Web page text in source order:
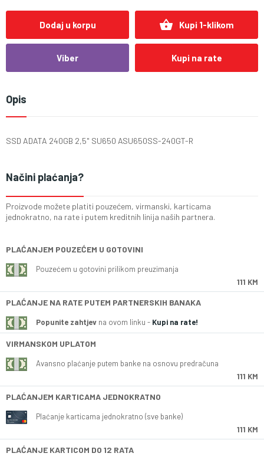
Dodaj u korpu shopping_basket Kupi 1-klikom
Viber Kupi na rate
Opis
SSD ADATA 240GB 2,5" SU650 ASU650SS-240GT-R
Načini plaćanja?
Proizvode možete platiti pouzećem, virmanski, karticama
jednokratno, na rate i putem kreditnih linija naših partnera.
PLAĆANJEM POUZEĆEM U GOTOVINI
Pouzećem u gotovini prilikom preuzimanja
111 KM
PLAĆANJE NA RATE PUTEM PARTNERSKIH BANAKA
Popunite zahtjev na ovom linku - Kupi na rate!
VIRMANSKOM UPLATOM
Avansno plaćanje putem banke na osnovu predračuna
111 KM
PLAĆANJEM KARTICAMA JEDNOKRATNO
Plaćanje karticama jednokratno (sve banke)
111 KM
PLAĆANJE KARTICOM DO 12 RATA